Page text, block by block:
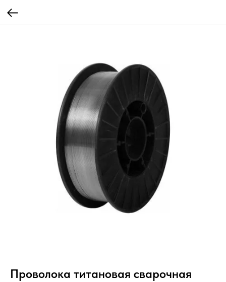
Проволока титановая сварочная